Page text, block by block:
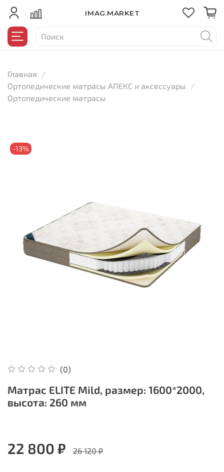
IMAG.MARKET
Главная
Ортопедические матрасы АПЕКС и аксессуары
Ортопедические матрасы
-13%
(0)
Матрас ELITE Mild, размер: 1600*2000,
высота: 260 мм
22 800 ₽ 26 120 ₽